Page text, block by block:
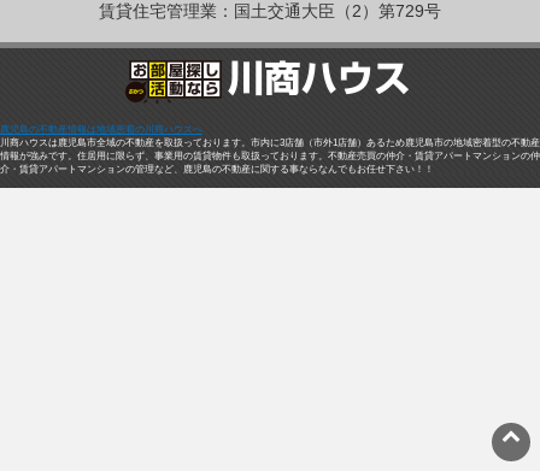
賃貸住宅管理業：国土交通大臣（2）第729号
鹿児島の不動産情報は地域密着の川商ハウスへ
川商ハウスは鹿児島市全域の不動産を取扱っております。市内に3店舗（市外1店舗）あるため鹿児島市の地域密着型の不動産
情報が強みです。住居用に限らず、事業用の賃貸物件も取扱っております。不動産売買の仲介・賃貸アパートマンションの仲
介・賃貸アパートマンションの管理など、鹿児島の不動産に関する事ならなんでもお任せ下さい！！